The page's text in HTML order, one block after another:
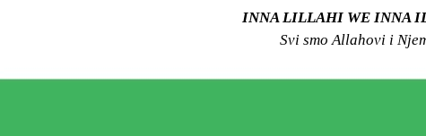
INNA LILLAHI WE INNA
Svi smo Allahovi i